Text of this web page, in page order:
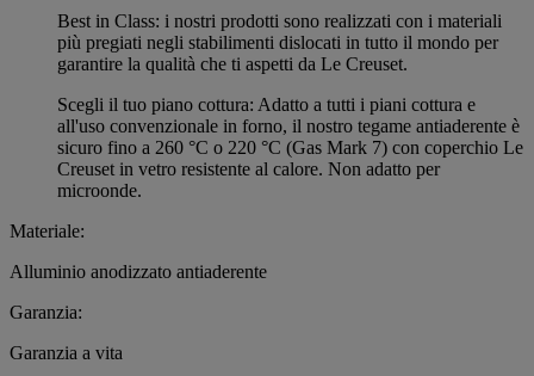
Best in Class: i nostri prodotti sono realizzati con i materiali
più pregiati negli stabilimenti dislocati in tutto il mondo per
garantire la qualità che ti aspetti da Le Creuset.
Scegli il tuo piano cottura: Adatto a tutti i piani cottura e
all'uso convenzionale in forno, il nostro tegame antiaderente è
sicuro fino a 260 °C o 220 °C (Gas Mark 7) con coperchio Le
Creuset in vetro resistente al calore. Non adatto per
microonde.
Materiale:
Alluminio anodizzato antiaderente
Garanzia:
Garanzia a vita